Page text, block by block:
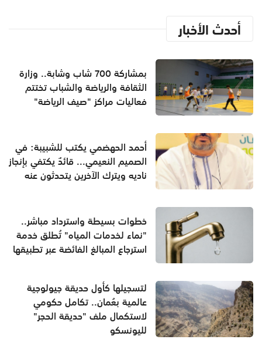
أحدث الأخبار
بمشاركة 700 شاب وشابة.. وزارة
الثقافة والرياضة والشباب تختتم
فعاليات مراكز "صيف الرياضة"
أحمد الحهضمي يكتب للشبيبة: في
الصميم النعيمي... قائدٌ يكتفي بإنجاز
ناديه ويترك الآخرين يتحدثون عنه
خطوات بسيطة واسترداد مباشر..
"نماء لخدمات المياه" تُطلق خدمة
استرجاع المبالغ الفائضة عبر تطبيقها
لتسجيلها كأول حديقة جيولوجية
عالمية بعُمان.. تكامل حكومي
لاستكمال ملف "حديقة الحجر"
لليونسكو